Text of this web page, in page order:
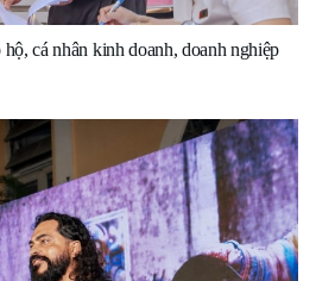
cá nhân kinh doanh, doanh nghiệp